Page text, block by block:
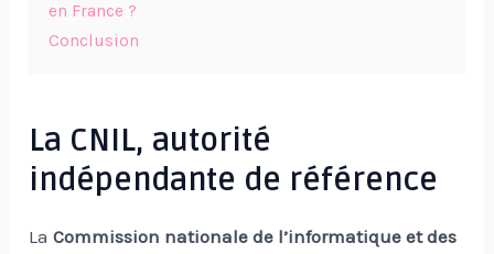
en France ?
Conclusion
La CNIL, autorité
indépendante de référence
LaCommission nationale de l’informatique et des